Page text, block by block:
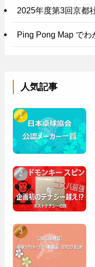
2025年度第3回京都
Ping Pong Map でわ
人気記事